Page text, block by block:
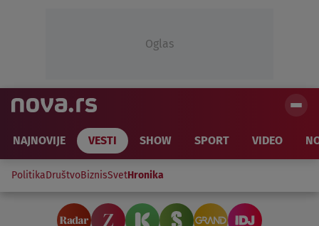
Oglas
NAJNOVIJE VESTI SHOW SPORT VIDEO
PolitikaDruštvoBiznisSvetHronika